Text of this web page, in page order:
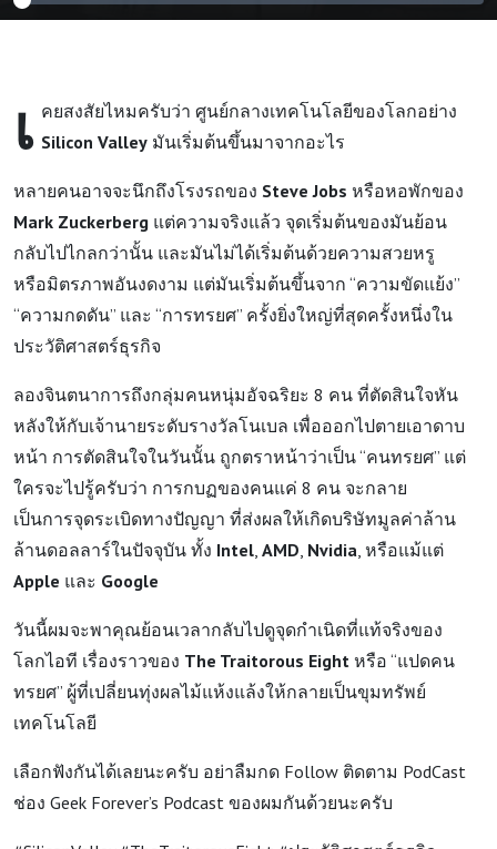
เ คยสงสัยไหมครับว่า ศูนย์กลางเทคโนโลยีของโลกอย่าง
Silicon Valley มันเริ่มต้นขึ้นมาจากอะไร
หลายคนอาจจะนึกถึงโรงรถของ Steve Jobs หรือหอพักของ
Mark Zuckerberg แต่ความจริงแล้ว จุดเริ่มต้นของมันย้อน
กลับไปไกลกว่านั้น และมันไม่ได้เริ่มต้นด้วยความสวยหรู
หรือมิตรภาพอันงดงาม แต่มันเริ่มต้นขึ้นจาก “ความขัดแย้ง”
“ความกดดัน” และ “การทรยศ” ครั้งยิ่งใหญ่ที่สุดครั้งหนึ่งใน
ประวัติศาสตร์ธุรกิจ
ลองจินตนาการถึงกลุ่มคนหนุ่มอัจฉริยะ 8 คน ที่ตัดสินใจหัน
หลังให้กับเจ้านายระดับรางวัลโนเบล เพื่อออกไปตายเอาดาบ
หน้า การตัดสินใจในวันนั้น ถูกตราหน้าว่าเป็น “คนทรยศ” แต่
ใครจะไปรู้ครับว่า การกบฏของคนแค่ 8 คน จะกลาย
เป็นการจุดระเบิดทางปัญญา ที่ส่งผลให้เกิดบริษัทมูลค่าล้าน
ล้านดอลลาร์ในปัจจุบัน ทั้ง Intel, AMD, Nvidia, หรือแม้แต่
Apple และ Google
วันนี้ผมจะพาคุณย้อนเวลากลับไปดูจุดกำเนิดที่แท้จริงของ
โลกไอที เรื่องราวของ The Traitorous Eight หรือ “แปดคน
ทรยศ” ผู้ที่เปลี่ยนทุ่งผลไม้แห้งแล้งให้กลายเป็นขุมทรัพย์
เทคโนโลยี
เลือกฟังกันได้เลยนะครับ อย่าลืมกด Follow ติดตาม PodCast
ช่อง Geek Forever’s Podcast ของผมกันด้วยนะครับ